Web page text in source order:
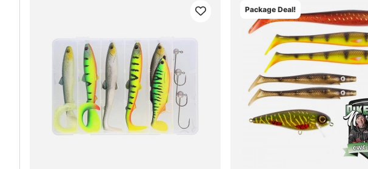
Package Deal!